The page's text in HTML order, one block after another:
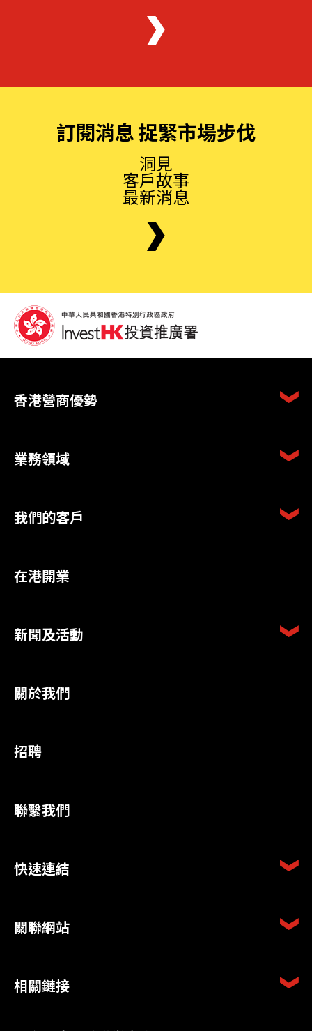
訂閱消息 捉緊市場步伐
洞見
客戶故事
最新消息
香港營商優勢
業務領域
我們的客戶
在港開業
新聞及活動
關於我們
招聘
聯繫我們
快速連結
關聯網站
相關鏈接